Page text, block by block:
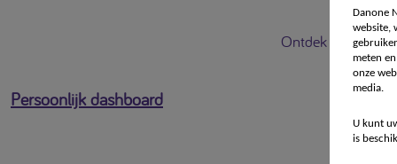
Ontdek Nutricia
Persoonlijk dashboard
Danone
website,
meten
onze
media.
U kunt
is